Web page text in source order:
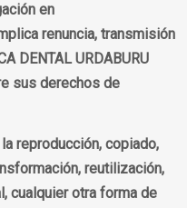
en
renuncia, transmisión
DENTAL URDABURU
sus derechos de
reproducción, copiado,
reutilización,
cualquier otra forma de